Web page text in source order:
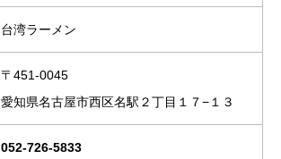
台湾ラーメン
〒451-0045
愛知県名古屋市西区名駅２丁目１７−１３
052-726-5833